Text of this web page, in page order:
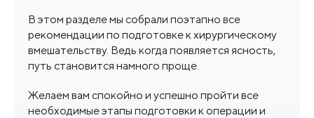
В этом разделе мы собрали поэтапно все
рекомендации по подготовке к хирургическому
вмешательству. Ведь когда появляется ясность,
путь становится намного проще.
Желаем вам спокойно и успешно пройти все
необходимые этапы подготовки к операции и